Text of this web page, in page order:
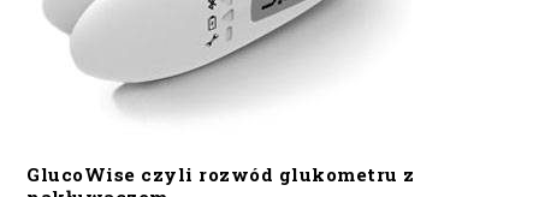
GlucoWise czyli rozwód glukometru z